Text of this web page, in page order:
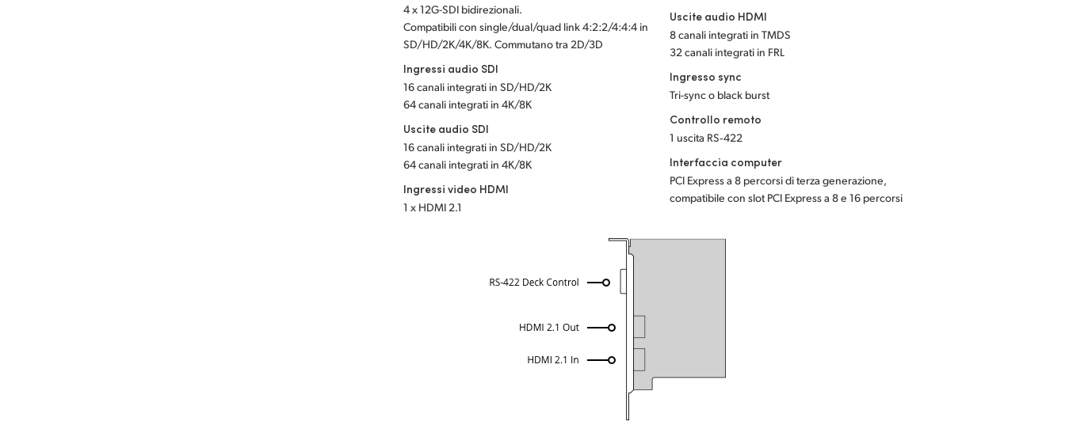
4 x 12G-SDI bidirezionali.
Compatibili con single/dual/quad link 4:2:2/4:4:4 in
SD/HD/2K/4K/8K. Commutano tra 2D/3D
Ingressi audio SDI
16 canali integrati in SD/HD/2K
64 canali integrati in 4K/8K
Uscite audio SDI
16 canali integrati in SD/HD/2K
64 canali integrati in 4K/8K
Ingressi video HDMI
1 x HDMI 2.1
Uscite audio HDMI
8 canali integrati in TMDS
32 canali integrati in FRL
Ingresso sync
Tri-sync o black burst
Controllo remoto
1 uscita RS‑422
Interfaccia computer
PCI Express a 8 percorsi di terza generazione,
compatibile con slot PCI Express a 8 e 16 percorsi